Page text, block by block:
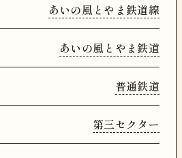
あいの風とやま鉄道線
あいの風とやま鉄道
普通鉄道
第三セクター